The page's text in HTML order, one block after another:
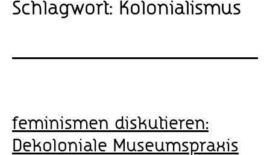
Schlagwort: Kolonialismus
feminismen diskutieren:
Dekoloniale Museumspraxis